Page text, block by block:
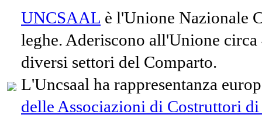
UNCSAAL è l'Unione Nazionale
leghe. Aderiscono all'Unione
diversi settori del Comparto.
L'Uncsaal ha rappresentanza
delle Associazioni di Costruttori